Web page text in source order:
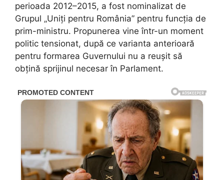
perioada 2012–2015, a fost nominalizat de
Grupul „Uniți pentru România” pentru funcția de
prim-ministru. Propunerea vine într-un moment
politic tensionat, după ce varianta anterioară
pentru formarea Guvernului nu a reușit să
obțină sprijinul necesar în Parlament.